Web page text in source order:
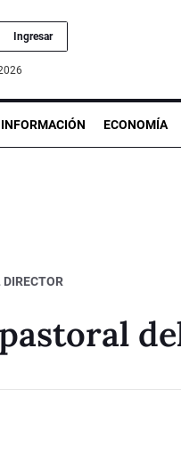
Ingresar
INFORMACIÓN ECONOMÍA